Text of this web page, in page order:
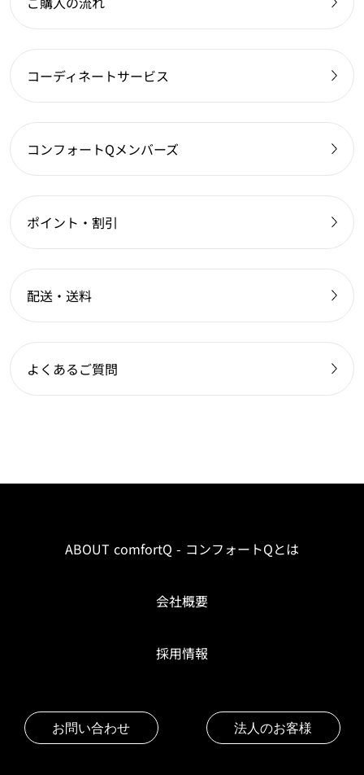
コーディネートサービス
コンフォートQメンバーズ
ポイント・割引
配送・送料
よくあるご質問
ABOUT comfortQ - コンフォートQとは
会社概要
採用情報
お問い合わせ 法人のお客様